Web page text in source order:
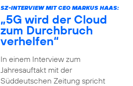
SZ-INTERVIEW MIT CEO MARKUS HAAS:
„5G wird der Cloud
zum Durchbruch
verhelfen“
In einem Interview zum
Jahresauftakt mit der
Süddeutschen Zeitung spricht